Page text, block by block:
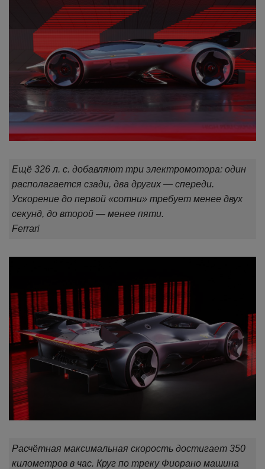
Ещё 326 л. с. добавляют три электромотора: один
располагается сзади, два других — спереди.
Ускорение до первой «сотни» требует менее двух
секунд, до второй — менее пяти.
Ferrari
Расчётная максимальная скорость достигает 350
километров в час. Круг по треку Фиорано машина